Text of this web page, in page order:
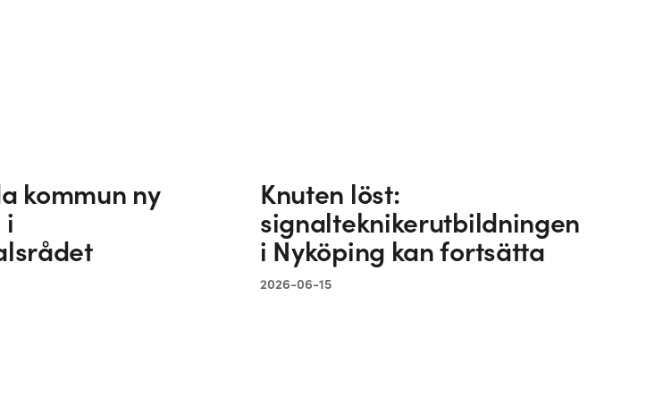
kommun ny
i
Knuten löst:
signalteknikerutbildningen
i Nyköping kan fortsätta
2026-06-15